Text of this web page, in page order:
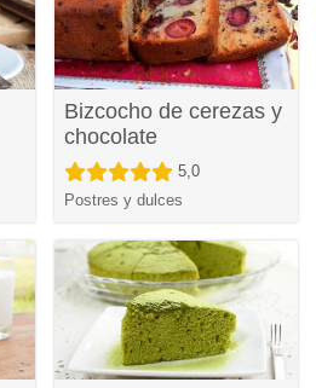
Bizcocho de cerezas y
chocolate
5,0
Postres y dulces